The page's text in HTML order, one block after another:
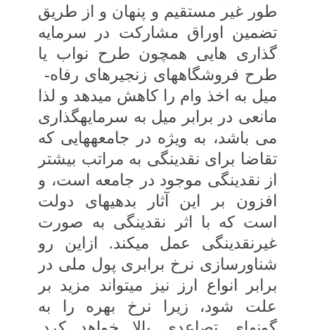
‏طور غیر مستقیم و پنهان و از طریق
تضمین‏ اوراق مشارکت در سرمایه‏
گذاری‏ هایی همچون‏ طرح نواب یا
طرح فروشگاه‏های زنجیره‏ای رفاه-
میل به اخذ وام را کاهش می‏دهد و لذا
مانعی در برابر میل به سرمایه‏گذاری
می‏ باشد، به ویژه در جامعه‏هایی که
تقاضا برای نقدینگی به مراتب‏ بیشتر
از نقدینگی موجود در جامعه است، و
افزون‏ بر این آثار بدهی‏های دولت
است که با اثر نقدینگی به صورت
غیرنقدینگی عمل می‏کند. ازاین رو
شناورسازی نرخ برابری پول ملی در
برابر انواع‏ ارز نیز می‏تواند مزید بر
علت شود، زیرا نرخ بهره‏ را به